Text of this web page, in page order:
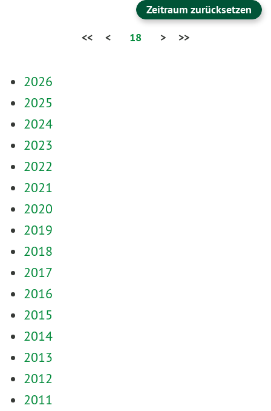
Zeitraum zurücksetzen
<<
< 18 > >>
2026
2025
2024
2023
2022
2021
2020
2019
2018
2017
2016
2015
2014
2013
2012
2011